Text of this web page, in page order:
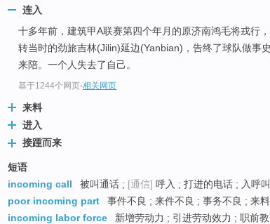
连入
十多年前，建筑甲A联赛第四个年月的原济南鸿毛将戎行
转当时的劲旅吉林(Jilin)延边(Yanbian)，告终了球队做事
来陪。一个人失去了自己。
基于1244个网页-相关网页
来料
进入
接踵而来
短语
incoming call
被叫通话 ; [通信] 呼入 ; 打进的电话 ; 入呼叫
poor incoming part
事件不良 ; 来件不良 ; 事务不良 ; 来
incoming labor force
新增劳动力 ; 引进劳动效力 ; 职前